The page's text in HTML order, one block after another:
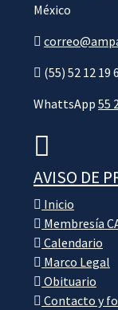
México
(55) 52 12 19
WhattsApp 55
AVISO DE
Inicio
Membresía
Calendario
Marco Legal
Obituario
Contacto y